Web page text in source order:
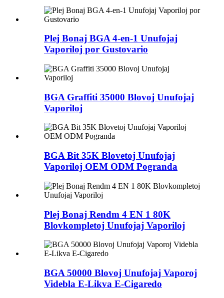
Plej Bonaj BGA 4-en-1 Unufojaj
Vaporiloj por Gustovario
BGA Graffiti 35000 Blovoj Unufojaj
Vaporiloj
BGA Bit 35K Blovetoj Unufojaj
Vaporiloj OEM ODM Pogranda
Plej Bonaj Rendm 4 EN 1 80K
Blovkompletoj Unufojaj Vaporiloj
BGA 50000 Blovoj Unufojaj Vaporoj
Videbla E-Likva E-Cigaredo